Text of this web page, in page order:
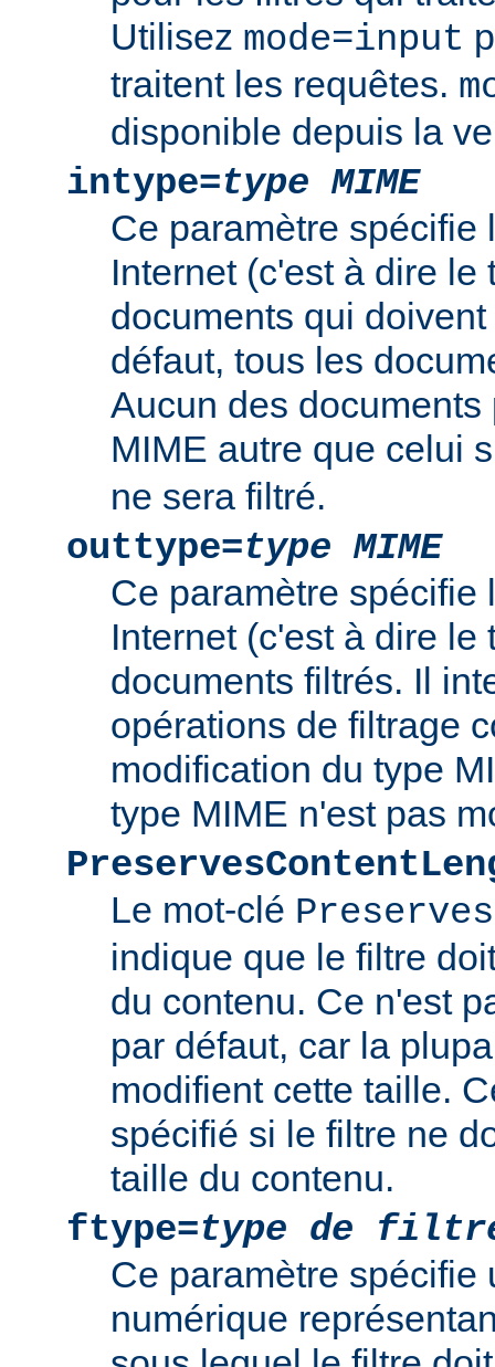
Utilisez mode=input
traitent les requêtes.
disponible depuis la
intype=type MIME
Ce paramètre spécifie
Internet (c'est à dire le
documents qui
défaut, tous les
Aucun des
MIME autre que celui
ne sera filtré.
outtype=type MIME
Ce paramètre spécifie
Internet (c'est à dire le
documents filtrés. Il
opérations de filtrage
modification du type
type MIME n'est pas
Le mot-clé
indique que le filtre
du contenu. Ce n'est
par défaut, car la
modifient cette taille.
spécifié si le filtre ne
taille du contenu.
ftype=type de
Ce paramètre spécifie
numérique